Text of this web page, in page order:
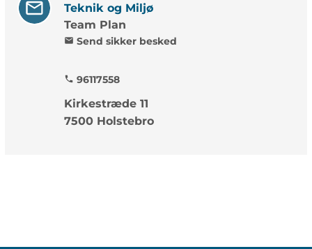
Teknik og Miljø
Team Plan
mail Send sikker besked
phone 96117558
Kirkestræde 11
7500 Holstebro